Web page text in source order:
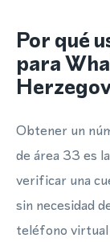
Por qué
para
Obtener un
de área 33 es
verificar una
sin necesidad
teléfono virtual